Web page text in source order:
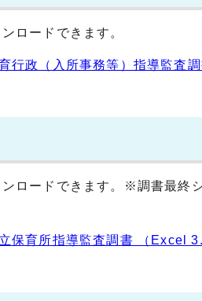
ロードできます。
行政（入所事務等）指導監査
ロードできます。※調書最終
保育所指導監査調書 （Excel